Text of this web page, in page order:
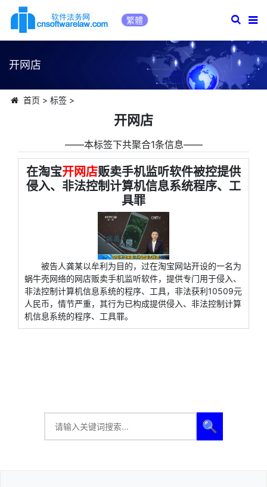
繁體
开网店
首页 > 标签>
开网店
――本标签下共聚合1条信息――
在淘宝开网店贩卖手机监听软件被控提供
侵入、非法控制计算机信息系统程序、工
具罪
被告人龚某以牟利为目的，过在淘宝网站开设的一名为
蜗牛壳网络的网店贩卖手机监听软件，提供专门用于侵入、
非法控制计算机信息系统的程序、工具，非法获利10509元
人民币，情节严重，其行为已构成提供侵入、非法控制计算
机信息系统的程序、工具罪。
🔍